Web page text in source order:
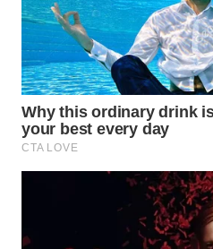
FORWAMKI
ALPERKLINAS
FORJASIDA
TAMBANG
NEWS